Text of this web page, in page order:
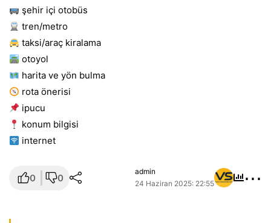
şehir içi otobüs
tren/metro
taksi/araç kiralama
otoyol
harita ve yön bulma
rota önerisi
i̇pucu
konum bilgisi
i̇nternet
0 0
admin
24 Haziran 2025: 22:55
⋯